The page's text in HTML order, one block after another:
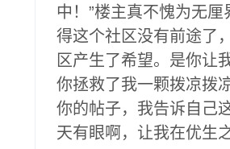
中！”楼主真不愧为无
得这个社区没有前途了
区产生了希望。是你让
你拯救了我一颗拨凉拨
你的帖子，我告诉自己
天有眼啊，让我在优生